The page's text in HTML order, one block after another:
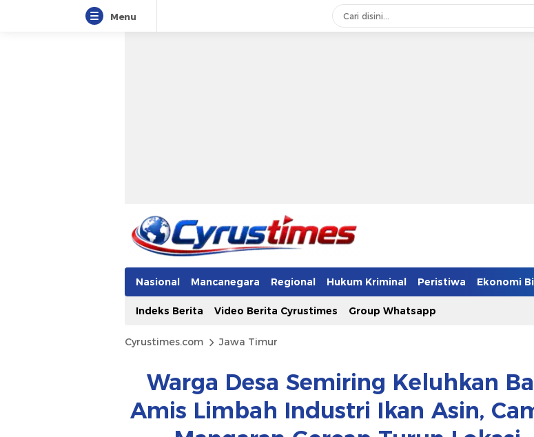
Menu
Nasional Mancanegara Regional Hukum Kriminal Peristiwa Ekonomi
Indeks Berita Video Berita Cyrustimes Group Whatsapp
Cyrustimes.com Jawa Timur
Warga Desa Semiring Keluhkan
Amis Limbah Industri Ikan Asin,